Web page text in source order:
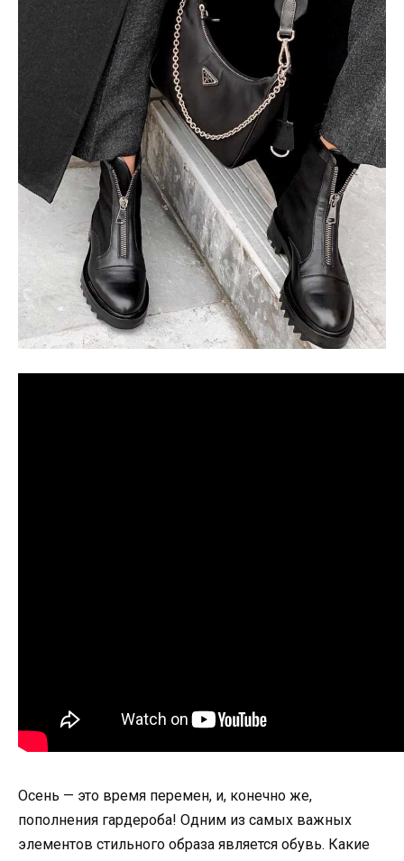
Осень — это время перемен, и, конечно же,
пополнения гардероба! Одним из самых важных
элементов стильного образа является обувь. Какие